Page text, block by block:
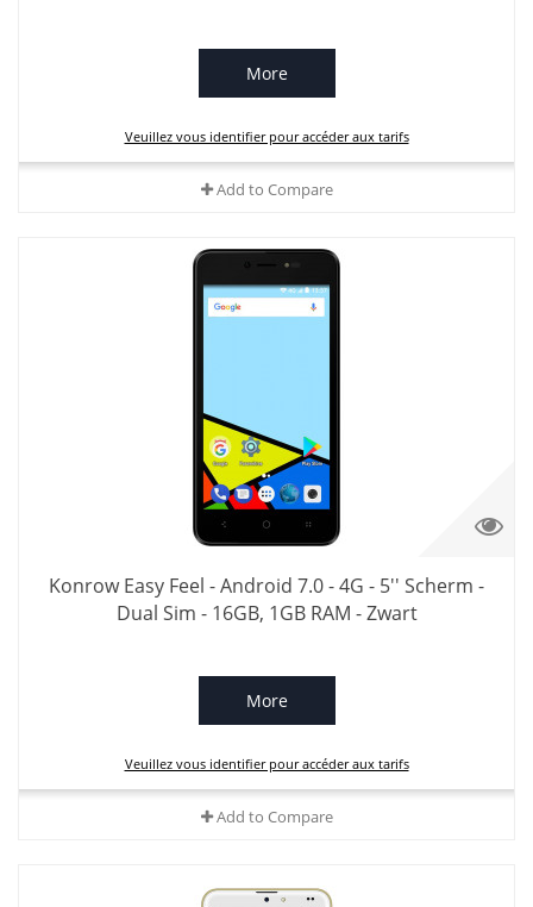
More
Veuillez vous identifier pour accéder aux tarifs
Add to Compare
Konrow Easy Feel - Android 7.0 - 4G - 5'' Scherm -
Dual Sim - 16GB, 1GB RAM - Zwart
More
Veuillez vous identifier pour accéder aux tarifs
Add to Compare